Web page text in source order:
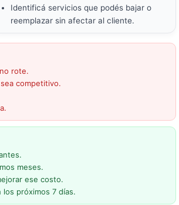
Identificá servicios que podés bajar o
reemplazar sin afectar al cliente.
rote.
competitivo.
meses.
ese costo.
los próximos 7 días.